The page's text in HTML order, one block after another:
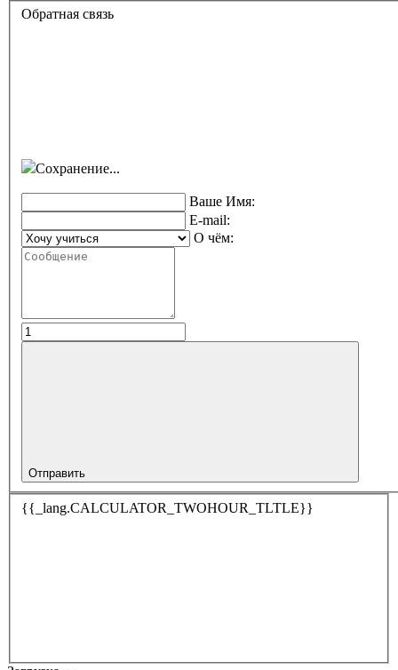
Обратная связь
Сохранение...
Ваше Имя:
E-mail:
О чём:
Отправить
{{_lang.CALCULATOR_TWOHOUR_TLTLE}}